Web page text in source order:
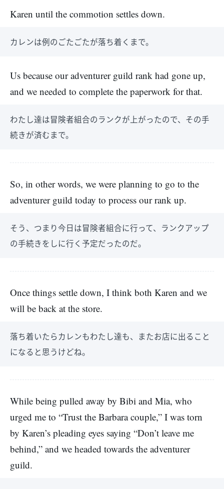
Karen until the commotion settles down.
カレンは例のごたごたが落ち着くまで。
Us because our adventurer guild rank had gone up,
and we needed to complete the paperwork for that.
わたし達は冒険者組合のランクが上がったので、その手
続きが済むまで。
So, in other words, we were planning to go to the
adventurer guild today to process our rank up.
そう、つまり今日は冒険者組合に行って、ランクアップ
の手続きをしに行く予定だったのだ。
Once things settle down, I think both Karen and we
will be back at the store.
落ち着いたらカレンもわたし達も、またお店に出ること
になると思うけどね。
While being pulled away by Bibi and Mia, who
urged me to “Trust the Barbara couple,” I was torn
by Karen’s pleading eyes saying “Don’t leave me
behind,” and we headed towards the adventurer
guild.